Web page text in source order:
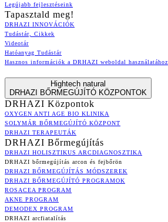
Legújabb fejlesztéseink
Tapasztald meg!
DRHAZI INNOVÁCIÓK
Tudástár, Cikkek
Videotár
Hatóanyag Tudástár
Hasznos információk a DRHAZI weboldal használatához
Hightech natural
DRHAZI BŐRMEGÚJÍTÓ KÖZPONTOK
DRHAZI Központok
OXYGEN ANTI AGE BIO KLINIKA
SOLYMÁR BŐRMEGÚJÍTÓ KÖZPONT
DRHAZI TERAPEUTÁK
DRHAZI Bőrmegújítás
DRHAZI HOLISZTIKUS ARCDIAGNOSZTIKA
DRHAZI bőrmegújítás arcon és fejbőrön
DRHAZI BŐRMEGÚJÍTÁS MÓDSZEREK
DRHAZI BŐRMEGÚJÍTÓ PROGRAMOK
ROSACEA PROGRAM
AKNE PROGRAM
DEMODEX PROGRAM
DRHAZI arcfiatalítás